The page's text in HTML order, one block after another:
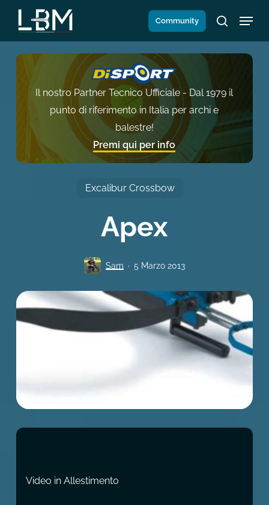
Salta
contenuto
principale
Community
search
Menu
Il nostro Partner Tecnico Ufficiale - Dal 1979 il
punto di riferimento in Italia per archi e
balestre!
Premi qui per info
Excalibur Crossbow
Apex
Sam 5 Marzo 2013
Video in Allestimento